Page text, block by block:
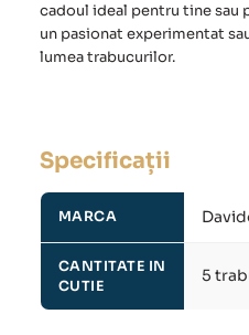
cadoul ideal pentru tine sau
un pasionat experimentat
lumea trabucurilor.
Specificații
MARCA
CANTITATE IN
CUTIE
5